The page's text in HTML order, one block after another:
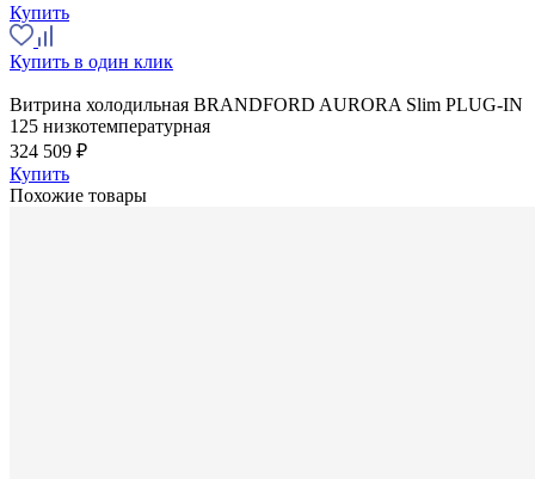
Купить
Купить в один клик
Витрина холодильная BRANDFORD AURORA Slim PLUG-IN
125 низкотемпературная
324 509 ₽
Купить
Похожие товары